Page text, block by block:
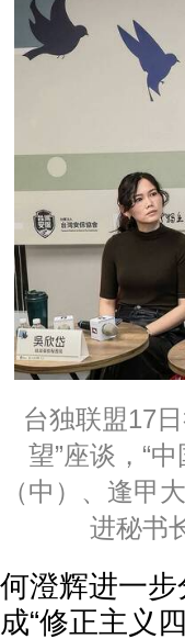
台独联盟17
望”座谈，“
（中）、逢甲
进秘书
何澄辉进一
成“修正主义